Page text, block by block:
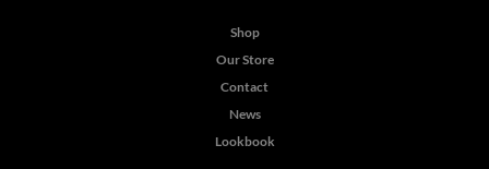
Shop
Our Store
Contact
News
Lookbook